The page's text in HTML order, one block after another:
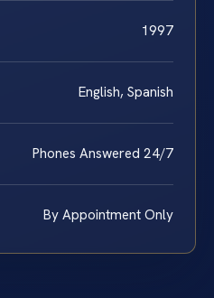
1997
English, Spanish
Phones Answered 24/7
By Appointment Only